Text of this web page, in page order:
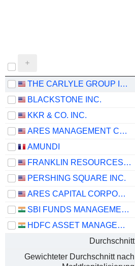
THE CARLYLE GROUP INC.
BLACKSTONE INC.
KKR & CO. INC.
ARES MANAGEMENT CORPORATION
AMUNDI
FRANKLIN RESOURCES, INC.
PERSHING SQUARE INC.
ARES CAPITAL CORPORATION
SBI FUNDS MANAGEMENT LIMITED
HDFC ASSET MANAGEMENT COMPANY LIMITED
Durchschnitt
Gewichteter Durchschnitt nach